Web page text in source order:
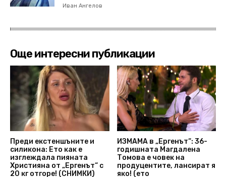
Иван Ангелов
Още интересни публикации
Преди екстеншъните и
силикона: Ето как е
изглеждала пияната
Християна от „Ергенът“ с
20 кг отгоре! (СНИМКИ)
ИЗМАМА в „Ергенът“: 36-
годишната Магдалена
Томова е човек на
продуцентите, лансират я
яко! (ето